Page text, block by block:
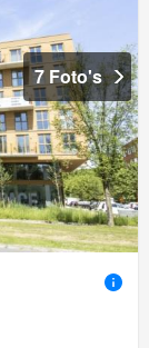
7 Foto's